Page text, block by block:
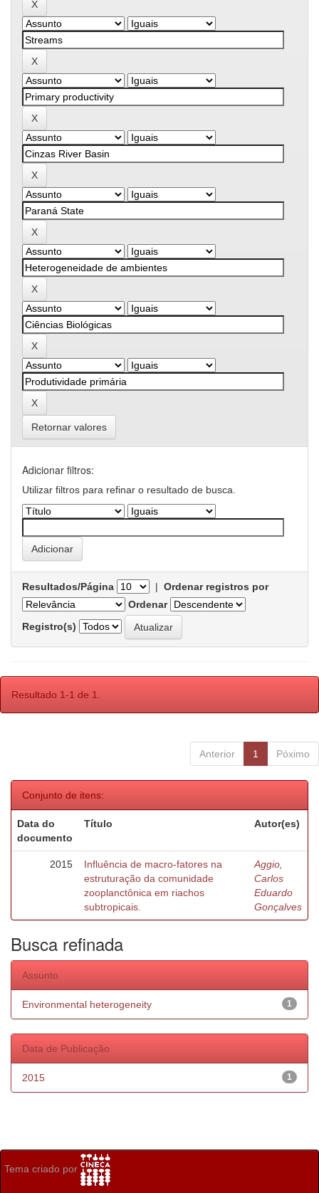
Retornar valores
Adicionar filtros:
Utilizar filtros para refinar o resultado de busca.
Resultados/Página | Ordenar registros por
Ordenar
Registro(s)
Resultado 1-1 de 1.
Anterior 1 Póximo
Conjunto de itens:
Data do
documento
Título Autor(es)
2015
Influência de macro-fatores na
estruturação da comunidade
zooplanctônica em riachos
subtropicais.
Aggio,
Carlos
Eduardo
Gonçalves
Busca refinada
Assunto
1
Environmental heterogeneity
Data de Publicação
1
2015
Tema criado por